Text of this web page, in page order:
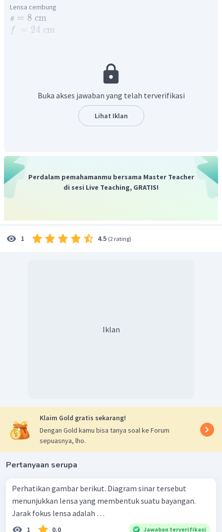
Lensa cembung
s = 8 cm
f = 24 cm
Sehingga sketsa pembentukan bayangan adalah sebagai
berikut:
Buka akses jawaban yang telah terverifikasi
Lihat Iklan
Perdalam pemahamanmu bersama Master Teacher
di sesi Live Teaching, GRATIS!
1 4.5 (2 rating)
Iklan
Klaim Gold gratis sekarang!
Dengan Gold kamu bisa tanya soal ke Forum
sepuasnya, lho.
Pertanyaan serupa
Perhatikan gambar berikut. Diagram sinar tersebut
menunjukkan lensa yang membentuk suatu bayangan.
Jarak fokus lensa adalah …
1 0.0 Jawaban terverifikasi